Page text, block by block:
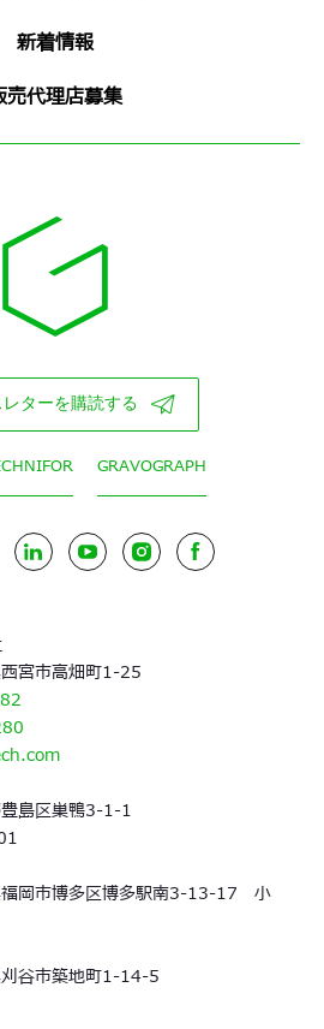
新着情報
売代理店募集
レターを購読する
GRAVOGRAPH
LinkedInYouTubeInstagramFacebook
宮市高畑町1-25
島区巣鴨3-1-1
岡市博多区博多駅南3-13-17 小
谷市築地町1-14-5